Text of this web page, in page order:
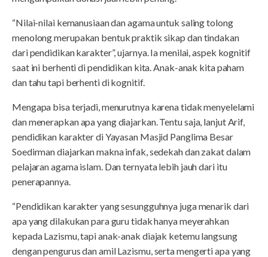
“Nilai-nilai kemanusiaan dan agama untuk saling tolong
menolong merupakan bentuk praktik sikap dan tindakan
dari pendidikan karakter”, ujarnya. Ia menilai, aspek kognitif
saat ini berhenti di pendidikan kita. Anak-anak kita paham
dan tahu tapi berhenti di kognitif.
Mengapa bisa terjadi, menurutnya karena tidak menyelelami
dan menerapkan apa yang diajarkan. Tentu saja, lanjut Arif,
pendidikan karakter di Yayasan Masjid Panglima Besar
Soedirman diajarkan makna infak, sedekah dan zakat dalam
pelajaran agama islam. Dan ternyata lebih jauh dari itu
penerapannya.
“Pendidikan karakter yang sesungguhnya juga menarik dari
apa yang dilakukan para guru tidak hanya meyerahkan
kepada Lazismu, tapi anak-anak diajak ketemu langsung
dengan pengurus dan amil Lazismu, serta mengerti apa yang